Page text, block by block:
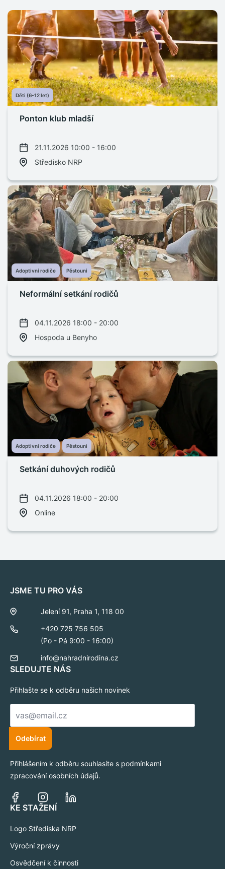
Děti (6-12 let)
Ponton klub mladší
21.11.2026 10:00 - 16:00
Středisko NRP
Adoptivní rodiče Pěstouni
Neformální setkání rodičů
04.11.2026 18:00 - 20:00
Hospoda u Benyho
Adoptivní rodiče Pěstouni
Setkání duhových rodičů
04.11.2026 18:00 - 20:00
Online
JSME TU PRO VÁS
Jelení 91, Praha 1, 118 00
+420 725 756 505
(Po - Pá 9:00 - 16:00)
info@nahradnirodina.cz
SLEDUJTE NÁS
Přihlašte se k odběru našich novinek
E-
mail
Odebírat
Přihlášením k odběru souhlasíte s podmínkami
zpracování osobních údajů.
KE STAŽENÍ
Logo Střediska NRP
Výroční zprávy
Osvědčení k činnosti